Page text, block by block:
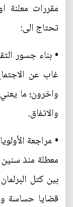
مقررات معلنة
تحتاج الى:
• بناء جسور
غاب عن
واخرون؛ ما
والاتفاق.
• مراجعة
معطلة منذ
بين كتل
قضايا حساسة